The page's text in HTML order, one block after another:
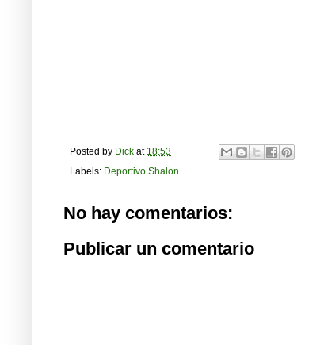
Posted by Dick at 18:53
Labels: Deportivo Shalon
No hay comentarios:
Publicar un comentario